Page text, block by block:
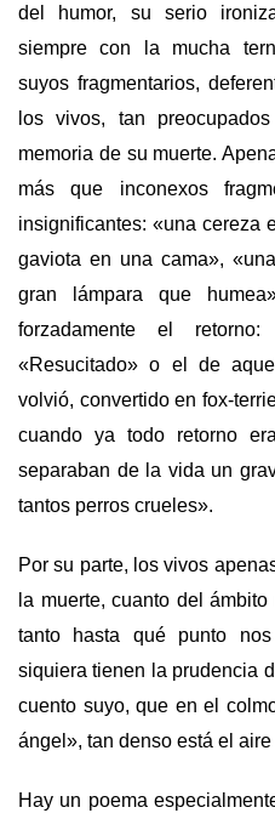
del humor, su serio
siempre con la mucha
suyos fragmentarios,
los vivos, tan
memoria de su muerte.
más que inconexos
insignificantes: «una cereza
gaviota en una cama»,
gran lámpara que
forzadamente el
«Resucitado» o el de
volvió, convertido en fox-
cuando ya todo retorno
separaban de la vida un
tantos perros crueles».
Por su parte, los vivos
la muerte, cuanto del
tanto hasta qué punto
siquiera tienen la prudencia
cuento suyo, que en el
ángel», tan denso está el
Hay un poema